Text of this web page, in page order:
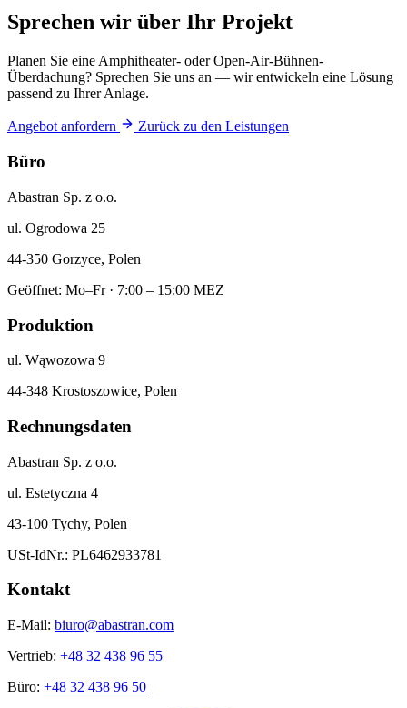
Sprechen wir über Ihr Projekt
Planen Sie eine Amphitheater- oder Open-Air-Bühnen-
Überdachung? Sprechen Sie uns an — wir entwickeln eine Lösung
passend zu Ihrer Anlage.
Angebot anfordern Zurück zu den Leistungen
Büro
Abastran Sp. z o.o.
ul. Ogrodowa 25
44-350 Gorzyce, Polen
Geöffnet: Mo–Fr · 7:00 – 15:00 MEZ
Produktion
ul. Wąwozowa 9
44-348 Krostoszowice, Polen
Rechnungsdaten
Abastran Sp. z o.o.
ul. Estetyczna 4
43-100 Tychy, Polen
USt-IdNr.: PL6462933781
Kontakt
E-Mail: biuro@abastran.com
Vertrieb: +48 32 438 96 55
Büro: +48 32 438 96 50